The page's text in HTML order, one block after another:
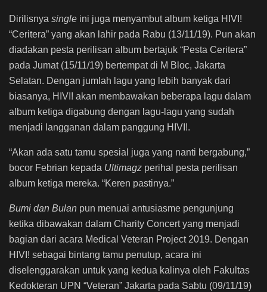
Dirilisnya single ini juga menyambut album ketiga HIVI!
“Ceritera” yang akan lahir pada Rabu (13/11/19). Pun akan
diadakan pesta perilisan album bertajuk “Pesta Ceritera”
pada Jumat (15/11/19) bertempat di M Bloc, Jakarta
Selatan. Dengan jumlah lagu yang lebih banyak dari
biasanya, HIVI! akan membawakan beberapa lagu dalam
album ketiga digabung dengan lagu-lagu yang sudah
menjadi langganan dalam panggung HIVI!.
“Akan ada satu tamu spesial juga yang nanti bergabung,”
bocor Febrian kepada Ultimagz perihal pesta perilisan
album ketiga mereka. “Keren pastinya.”
Bumi dan Bulan pun menuai antusiasme pengunjung
ketika dibawakan dalam Charity Concertyang menjadi
bagian dari acara Medical Veteran Project 2019. Dengan
HIVI! sebagai bintang tamu penutup, acara ini
diselenggarakan untuk yang kedua kalinya oleh Fakultas
Kedokteran UPN “Veteran” Jakarta pada Sabtu (09/11/19)